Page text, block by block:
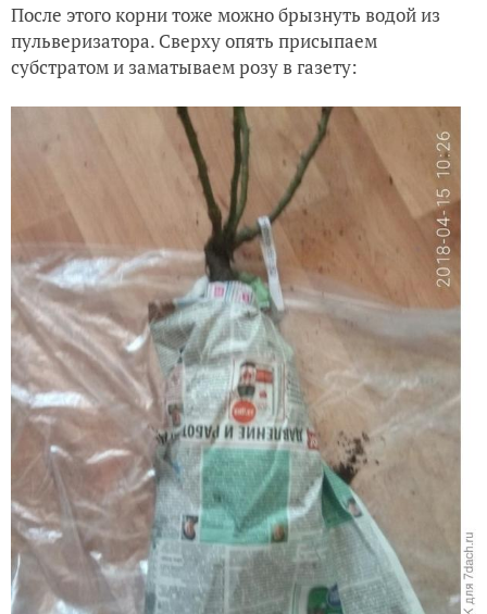
После этого корни тоже можно брызнуть водой из
пульверизатора. Сверху опять присыпаем
субстратом и заматываем розу в газету: